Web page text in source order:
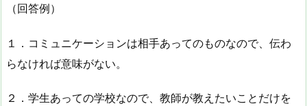
（回答例）
１．コミュニケーションは相手あってのものなので、伝わ
らなければ意味がない。
２．学生あっての学校なので、教師が教えたいことだけを